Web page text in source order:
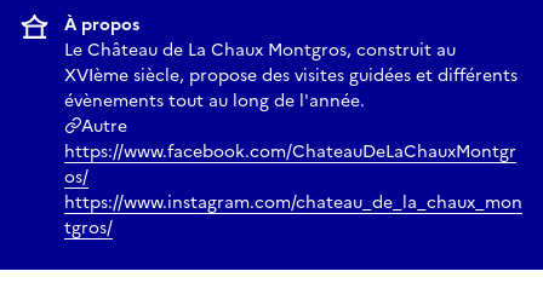
À propos
Le Château de La Chaux Montgros, construit au
XVIème siècle, propose des visites guidées et différents
évènements tout au long de l'année.
Autre
https://www.facebook.com/ChateauDeLaChauxMontgr
os/
https://www.instagram.com/chateau_de_la_chaux_mon
tgros/